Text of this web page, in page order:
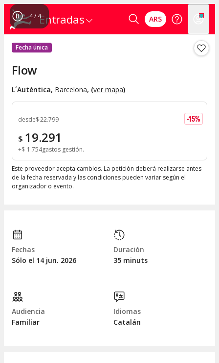
Entradas ARS
4/ 4
Fecha única
Flow
L´Autèntica, Barcelona, (ver mapa)
desde$22.799 -15%
$ 19.291
+$ 1.754gastos gestión
Este proveedor acepta cambios. La petición deberá realizarse antes
de la fecha reservada y las condiciones pueden variar según el
organizador o evento.
Fechas
Sólo el 14 jun. 2026
Duración
35 minuts
Audiencia
Familiar
Idiomas
Catalán